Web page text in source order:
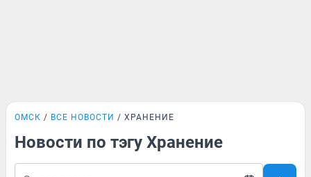
ОМСК ВСЕ НОВОСТИ ХРАНЕНИЕ
Новости по тэгу Хранение